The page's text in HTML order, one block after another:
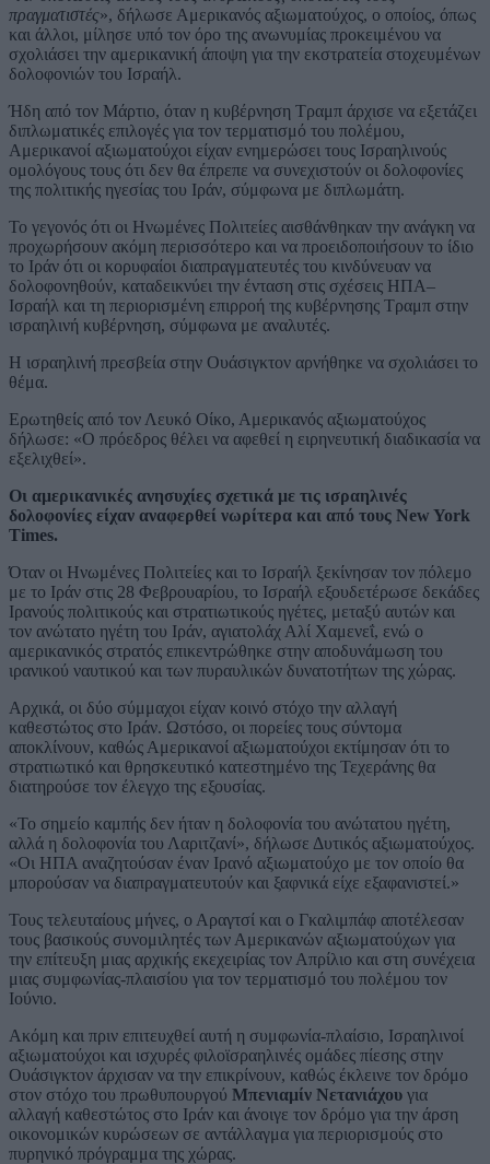
πραγματιστές», δήλωσε Αμερικανός αξιωματούχος, ο οποίος, όπως
και άλλοι, μίλησε υπό τον όρο της ανωνυμίας προκειμένου να
σχολιάσει την αμερικανική άποψη για την εκστρατεία στοχευμένων
δολοφονιών του Ισραήλ.
Ήδη από τον Μάρτιο, όταν η κυβέρνηση Τραμπ άρχισε να εξετάζει
διπλωματικές επιλογές για τον τερματισμό του πολέμου,
Αμερικανοί αξιωματούχοι είχαν ενημερώσει τους Ισραηλινούς
ομολόγους τους ότι δεν θα έπρεπε να συνεχιστούν οι δολοφονίες
της πολιτικής ηγεσίας του Ιράν, σύμφωνα με διπλωμάτη.
Το γεγονός ότι οι Ηνωμένες Πολιτείες αισθάνθηκαν την ανάγκη να
προχωρήσουν ακόμη περισσότερο και να προειδοποιήσουν το ίδιο
το Ιράν ότι οι κορυφαίοι διαπραγματευτές του κινδύνευαν να
δολοφονηθούν, καταδεικνύει την ένταση στις σχέσεις ΗΠΑ–
Ισραήλ και τη περιορισμένη επιρροή της κυβέρνησης Τραμπ στην
ισραηλινή κυβέρνηση, σύμφωνα με αναλυτές.
Η ισραηλινή πρεσβεία στην Ουάσιγκτον αρνήθηκε να σχολιάσει το
θέμα.
Ερωτηθείς από τον Λευκό Οίκο, Αμερικανός αξιωματούχος
δήλωσε: «Ο πρόεδρος θέλει να αφεθεί η ειρηνευτική διαδικασία να
εξελιχθεί».
Οι αμερικανικές ανησυχίες σχετικά με τις ισραηλινές
δολοφονίες είχαν αναφερθεί νωρίτερα και από τους New York
Times.
Όταν οι Ηνωμένες Πολιτείες και το Ισραήλ ξεκίνησαν τον πόλεμο
με το Ιράν στις 28 Φεβρουαρίου, το Ισραήλ εξουδετέρωσε δεκάδες
Ιρανούς πολιτικούς και στρατιωτικούς ηγέτες, μεταξύ αυτών και
τον ανώτατο ηγέτη του Ιράν, αγιατολάχ Αλί Χαμενεΐ, ενώ ο
αμερικανικός στρατός επικεντρώθηκε στην αποδυνάμωση του
ιρανικού ναυτικού και των πυραυλικών δυνατοτήτων της χώρας.
Αρχικά, οι δύο σύμμαχοι είχαν κοινό στόχο την αλλαγή
καθεστώτος στο Ιράν. Ωστόσο, οι πορείες τους σύντομα
αποκλίνουν, καθώς Αμερικανοί αξιωματούχοι εκτίμησαν ότι το
στρατιωτικό και θρησκευτικό κατεστημένο της Τεχεράνης θα
διατηρούσε τον έλεγχο της εξουσίας.
«Το σημείο καμπής δεν ήταν η δολοφονία του ανώτατου ηγέτη,
αλλά η δολοφονία του Λαριτζανί», δήλωσε Δυτικός αξιωματούχος.
«Οι ΗΠΑ αναζητούσαν έναν Ιρανό αξιωματούχο με τον οποίο θα
μπορούσαν να διαπραγματευτούν και ξαφνικά είχε εξαφανιστεί.»
Τους τελευταίους μήνες, ο Αραγτσί και ο Γκαλιμπάφ αποτέλεσαν
τους βασικούς συνομιλητές των Αμερικανών αξιωματούχων για
την επίτευξη μιας αρχικής εκεχειρίας τον Απρίλιο και στη συνέχεια
μιας συμφωνίας-πλαισίου για τον τερματισμό του πολέμου τον
Ιούνιο.
Ακόμη και πριν επιτευχθεί αυτή η συμφωνία-πλαίσιο, Ισραηλινοί
αξιωματούχοι και ισχυρές φιλοϊσραηλινές ομάδες πίεσης στην
Ουάσιγκτον άρχισαν να την επικρίνουν, καθώς έκλεινε τον δρόμο
στον στόχο του πρωθυπουργού Μπενιαμίν Νετανιάχου για
αλλαγή καθεστώτος στο Ιράν και άνοιγε τον δρόμο για την άρση
οικονομικών κυρώσεων σε αντάλλαγμα για περιορισμούς στο
πυρηνικό πρόγραμμα της χώρας.